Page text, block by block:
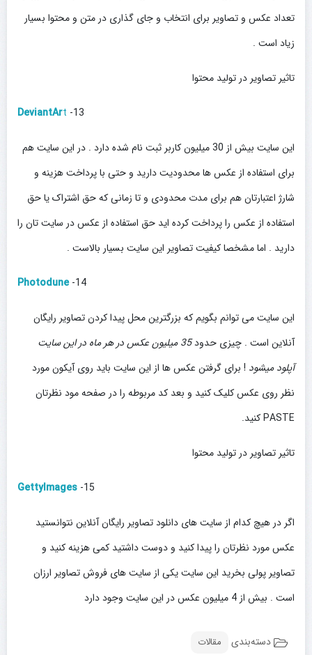
تعداد عکس و تصاویر برای انتخاب و جای گذاری در متن و محتوا بسیار
زیاد است .
تاثیر تصاویر در تولید محتوا
13-
DeviantArt
این سایت بیش از 30 میلیون کاربر ثبت نام شده دارد . در این سایت هم
برای استفاده از عکس ها محدودیت دارید و حتی با پرداخت هزینه و
شارژ اعتبارتان هم برای مدت محدودی و تا زمانی که حق اشتراک یا حق
استفاده از عکس را پرداخت کرده اید حق استفاده از عکس در سایت تان را
دارید . اما مشخصا کیفیت تصاویر این سایت بسیار بالاست .
14-
Photodune
این سایت می توانم بگویم که بزرگترین محل پیدا کردن تصاویر رایگان
آنلاین است . چیزی حدود
35 میلیون عکس در هر ماه در این سایت
آپلود میشود ! برای گرفتن عکس ها از این سایت باید روی آیکون مورد
نظر روی عکس کلیک کنید و بعد کد مربوطه را در صفحه مود نظرتان
PASTE کنید.
تاثیر تصاویر در تولید محتوا
15-
GettyImages
اگر در هیچ کدام از سایت های دانلود تصاویر رایگان آنلاین نتوانستید
عکس مورد نظرتان را پیدا کنید و دوست داشتید کمی هزینه کنید و
تصاویر پولی بخرید این سایت یکی از سایت های فروش تصاویر ارزان
است . بیش از 4 میلیون عکس در این سایت وجود دارد
دسته‌بندی مقالات